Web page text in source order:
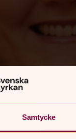
Samtycke